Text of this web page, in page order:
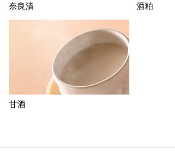
奈良漬 酒粕
甘酒